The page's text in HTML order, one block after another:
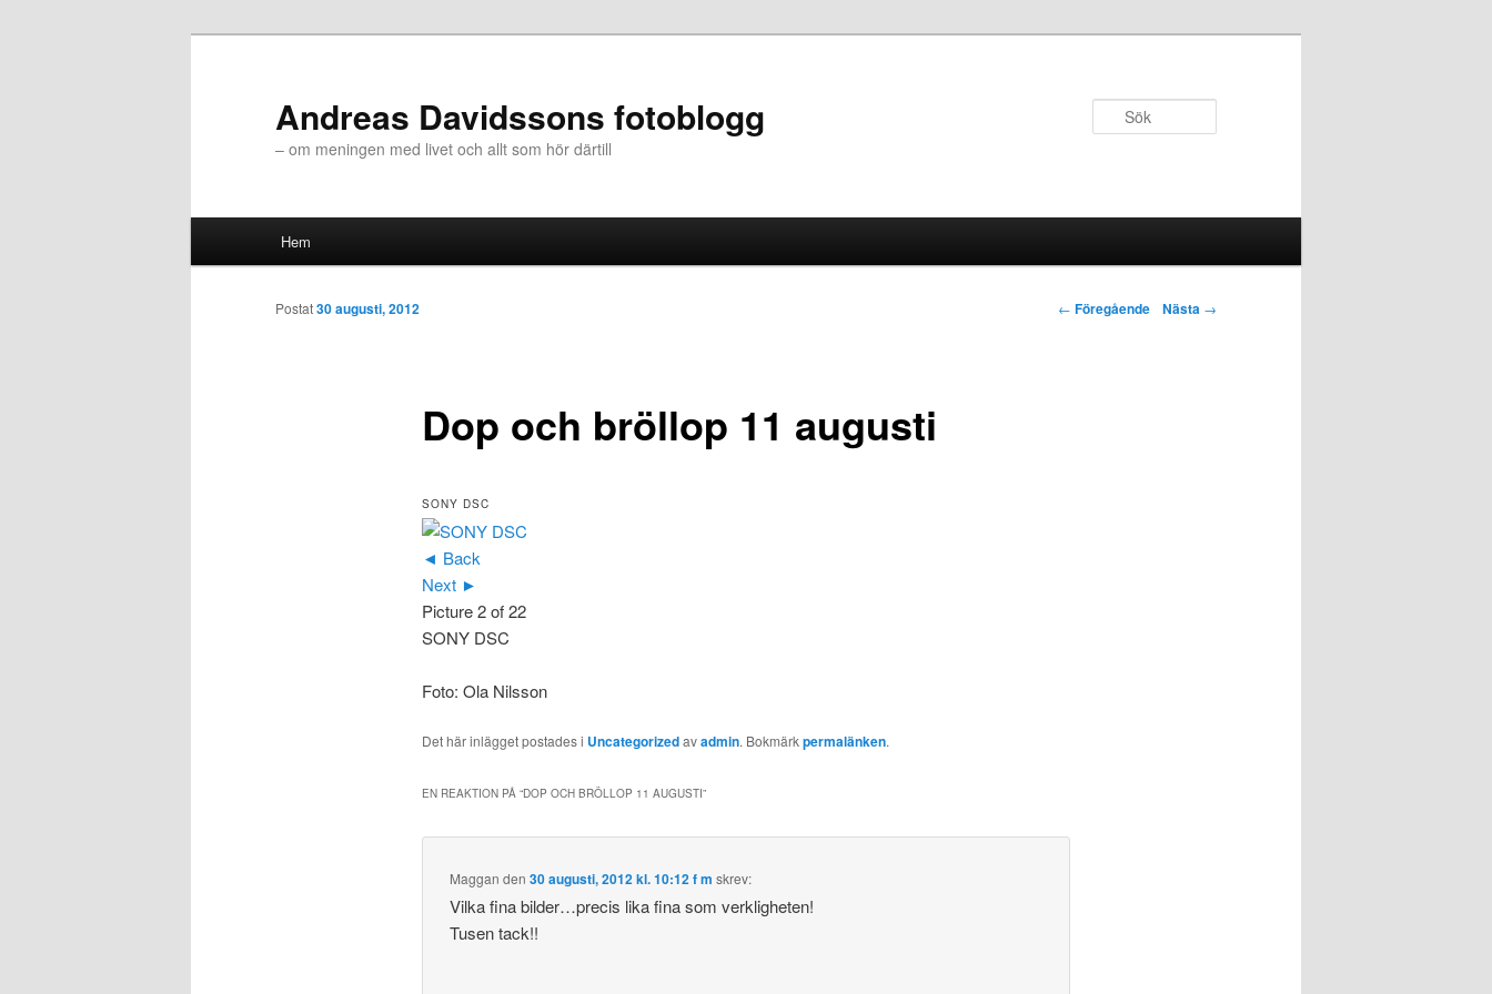
Andreas Davidssons fotoblogg
– om meningen med livet och allt som hör därtill
Hoppa till huvudinnehåll
Hoppa till sekundärt innehåll
Hem
Inläggsnavigering
← Föregående Nästa →
Dop och bröllop 11 augusti
Postat30 augusti, 2012
SONY DSC
◄ Back
Next ►
Picture 2 of 22
SONY DSC
Foto: Ola Nilsson
Det här inlägget postades i Uncategorizedavadmin. Bokmärkpermalänken.
EN REAKTION PÅ “DOP OCH BRÖLLOP 11 AUGUSTI”
Maggan den30 augusti, 2012 kl. 10:12 f m skrev:
Vilka fina bilder…precis lika fina som verkligheten!
Tusen tack!!